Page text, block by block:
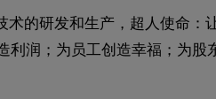
的研发和生产，超人使命：
润；为员工创造幸福；为股